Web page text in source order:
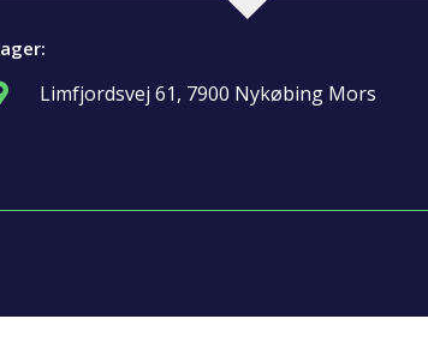
Limfjordsvej 61, 7900 Nykøbing Mors